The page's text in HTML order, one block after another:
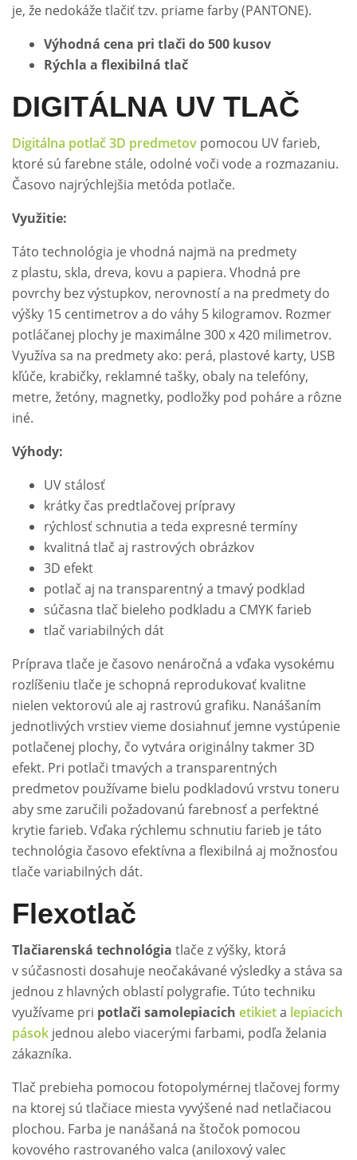
je, že nedokáže tlačiť tzv. priame farby (PANTONE).
Výhodná cena pri tlači do 500 kusov
Rýchla a flexibilná tlač
DIGITÁLNA UV TLAČ
Digitálna potlač 3D predmetov pomocou UV farieb,
ktoré sú farebne stále, odolné voči vode a rozmazaniu.
Časovo najrýchlejšia metóda potlače.
Využitie:
Táto technológia je vhodná najmä na predmety
z plastu, skla, dreva, kovu a papiera. Vhodná pre
povrchy bez výstupkov, nerovností a na predmety do
výšky 15 centimetrov a do váhy 5 kilogramov. Rozmer
potláčanej plochy je maximálne 300 x 420 milimetrov.
Využíva sa na predmety ako: perá, plastové karty, USB
kľúče, krabičky, reklamné tašky, obaly na telefóny,
metre, žetóny, magnetky, podložky pod poháre a rôzne
iné.
Výhody:
UV stálosť
krátky čas predtlačovej prípravy
rýchlosť schnutia a teda expresné termíny
kvalitná tlač aj rastrových obrázkov
3D efekt
potlač aj na transparentný a tmavý podklad
súčasna tlač bieleho podkladu a CMYK farieb
tlač variabilných dát
Príprava tlače je časovo nenáročná a vďaka vysokému
rozlíšeniu tlače je schopná reprodukovať kvalitne
nielen vektorovú ale aj rastrovú grafiku. Nanášaním
jednotlivých vrstiev vieme dosiahnuť jemne vystúpenie
potlačenej plochy, čo vytvára originálny takmer 3D
efekt. Pri potlači tmavých a transparentných
predmetov používame bielu podkladovú vrstvu toneru
aby sme zaručili požadovanú farebnosť a perfektné
krytie farieb. Vďaka rýchlemu schnutiu farieb je táto
technológia časovo efektívna a flexibilná aj možnosťou
tlače variabilných dát.
Flexotlač
Tlačiarenská technológia tlače z výšky, ktorá
v súčasnosti dosahuje neočakávané výsledky a stáva sa
jednou z hlavných oblastí polygrafie. Túto techniku
využívame pri potlači samolepiacich etikieta lepiacich
pások jednou alebo viacerými farbami, podľa želania
zákazníka.
Tlač prebieha pomocou fotopolymérnej tlačovej formy
na ktorej sú tlačiace miesta vyvýšené nad netlačiacou
plochou. Farba je nanášaná na štočok pomocou
kovového rastrovaného valca (aniloxový valec